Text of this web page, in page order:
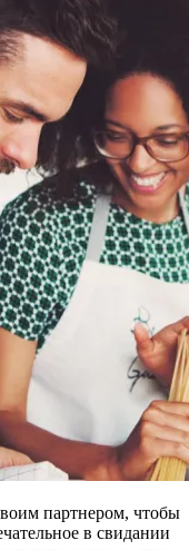
партнером, чтобы
в свидании